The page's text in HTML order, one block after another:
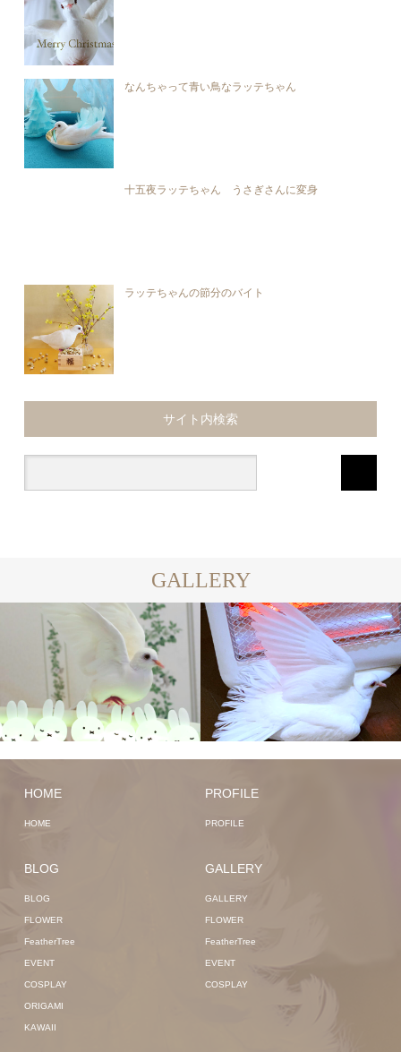
なんちゃって青い鳥なラッテちゃん
十五夜ラッテちゃん うさぎさんに変身
ラッテちゃんの節分のバイト
サイト内検索
GALLERY
HOME
HOME
PROFILE
PROFILE
BLOG
BLOG
FLOWER
FeatherTree
EVENT
COSPLAY
ORIGAMI
KAWAII
GALLERY
GALLERY
FLOWER
FeatherTree
EVENT
COSPLAY